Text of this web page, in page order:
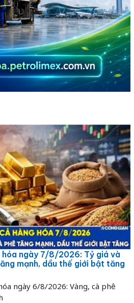
ngày 7/8/2026: Tỷ giá và
mạnh, dầu thế giới bật tăng
ngày 6/8/2026: Vàng, cà phê